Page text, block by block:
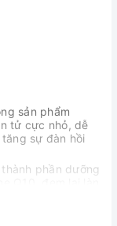
sản phẩm
tử cực nhỏ, dễ
sự đàn hồi
phần dưỡng